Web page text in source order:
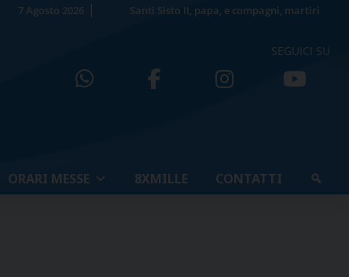
7 Agosto 2026 Santi Sisto II, papa, e compagni, martiri
SEGUICI SU
ORARI MESSE 8XMILLE CONTATTI